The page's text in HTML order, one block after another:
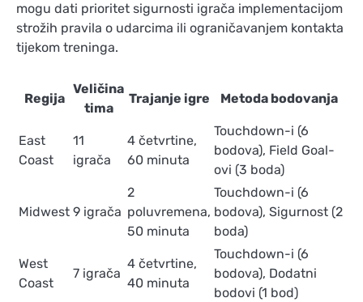
mogu dati prioritet sigurnosti igrača implementacijom
strožih pravila o udarcima ili ograničavanjem kontakta
tijekom treninga.
Regija
Veličina
tima
Trajanje igre Metoda bodovanja
East
Coast
11
igrača
4 četvrtine,
60 minuta
Touchdown-i (6
bodova), Field Goal-
ovi (3 boda)
Midwest 9 igrača
2
poluvremena,
50 minuta
Touchdown-i (6
bodova), Sigurnost (2
boda)
West
Coast
7 igrača
4 četvrtine,
40 minuta
Touchdown-i (6
bodova), Dodatni
bodovi (1 bod)